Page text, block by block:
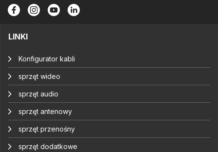
LINKI
Konfigurator kabli
sprzęt wideo
sprzęt audio
sprzęt antenowy
sprzęt przenośny
sprzęt dodatkowe